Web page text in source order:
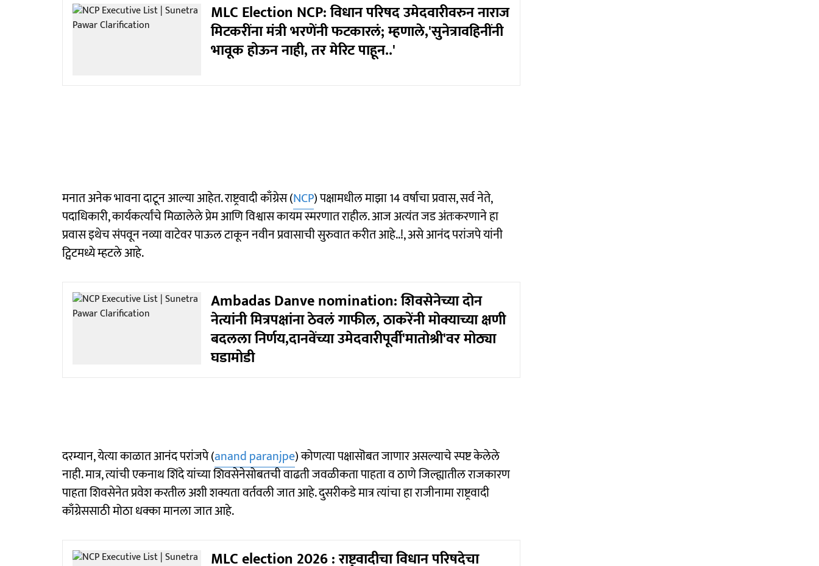
MLC Election NCP: विधान परिषद उमेदवारीवरुन नाराज
मिटकरींना मंत्री भरणेंनी फटकारलं; म्हणाले,'सुनेत्रावहिनींनी
भावूक होऊन नाही, तर मेरिट पाहून..'
मनात अनेक भावना दाटून आल्या आहेत. राष्ट्रवादी काँग्रेस (NCP) पक्षामधील माझा 14 वर्षाचा प्रवास, सर्व नेते,
पदाधिकारी, कार्यकर्त्यांचे मिळालेले प्रेम आणि विश्वास कायम स्मरणात राहील. आज अत्यंत जड अंतःकरणाने हा
प्रवास इथेच संपवून नव्या वाटेवर पाऊल टाकून नवीन प्रवासाची सुरुवात करीत आहे..!, असे आनंद परांजपे यांनी
ट्विटमध्ये म्हटले आहे.
Ambadas Danve nomination: शिवसेनेच्या दोन
नेत्यांनी मित्रपक्षांना ठेवलं गाफील, ठाकरेंनी मोक्याच्या क्षणी
बदलला निर्णय,दानवेंच्या उमेदवारीपूर्वी'मातोश्री'वर मोठ्या
घडामोडी
दरम्यान, येत्या काळात आनंद परांजपे (anand paranjpe) कोणत्या पक्षासॊबत जाणार असल्याचे स्पष्ट केलेले
नाही. मात्र, त्यांची एकनाथ शिंदे यांच्या शिवसेनेसोबतची वाढती जवळीकता पाहता व ठाणे जिल्ह्यातील राजकारण
पाहता शिवसेनेत प्रवेश करतील अशी शक्यता वर्तवली जात आहे. दुसरीकडे मात्र त्यांचा हा राजीनामा राष्ट्रवादी
काँग्रेससाठी मोठा धक्का मानला जात आहे.
MLC election 2026 : राष्ट्रवादीचा विधान परिषदेचा